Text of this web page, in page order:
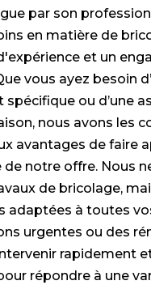
par son
en matière de
et un
vous ayez besoin
spécifique ou d’une
nous avons les
avantages de faire
de notre offre. Nous
de bricolage,
adaptées à toutes
urgentes ou des
rapidement
répondre à une